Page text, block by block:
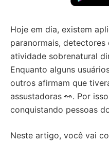
Hoje em dia, existem
paranormais,
atividade sobrenatural
Enquanto alguns
outros afirmam que
assustadoras 👀. Por
conquistando pessoas
Neste artigo, você vai